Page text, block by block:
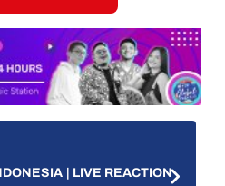
| LIVE REACTION